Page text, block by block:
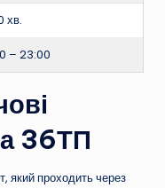
хв.
– 23:00
36ТП
проходить через